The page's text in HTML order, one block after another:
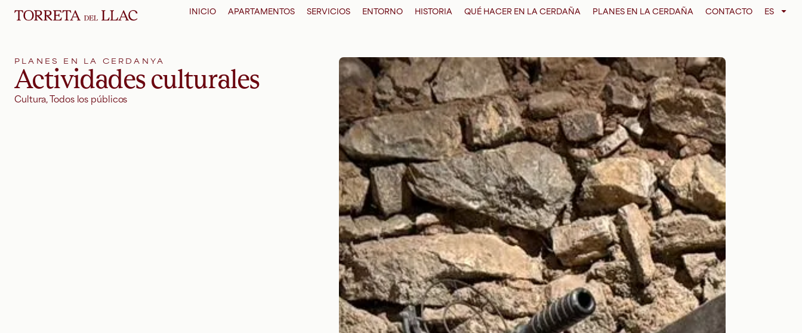
INICIO APARTAMENTOS SERVICIOS ENTORNO HISTORIA QUÉ HACER EN LA CERDAÑA PLANES EN LA CERDAÑA CONTACTO ES
PLANES EN LA CERDANYA
Actividades culturales
Cultura,Todos los públicos